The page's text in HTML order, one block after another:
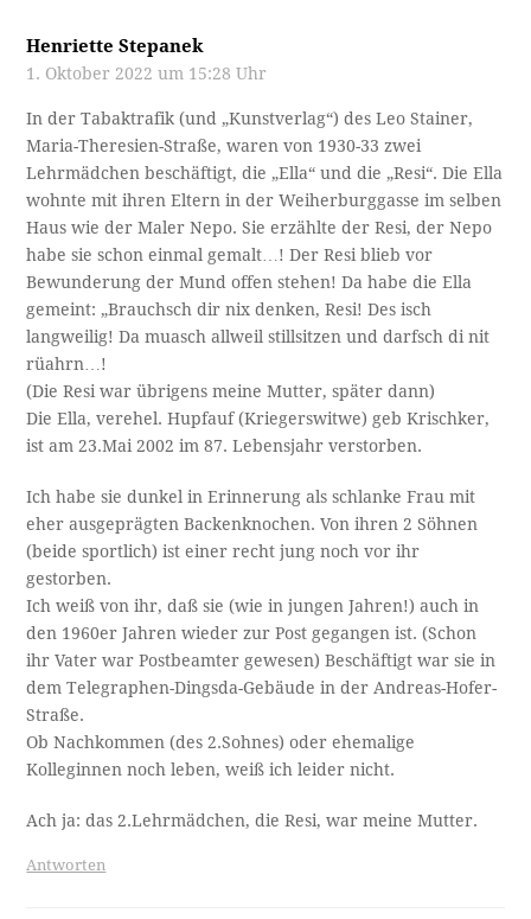
Henriette Stepanek
1. Oktober 2022 um 15:28 Uhr
In der Tabaktrafik (und „Kunstverlag“) des Leo Stainer,
Maria-Theresien-Straße, waren von 1930-33 zwei
Lehrmädchen beschäftigt, die „Ella“ und die „Resi“. Die Ella
wohnte mit ihren Eltern in der Weiherburggasse im selben
Haus wie der Maler Nepo. Sie erzählte der Resi, der Nepo
habe sie schon einmal gemalt…! Der Resi blieb vor
Bewunderung der Mund offen stehen! Da habe die Ella
gemeint: „Brauchsch dir nix denken, Resi! Des isch
langweilig! Da muasch allweil stillsitzen und darfsch di nit
rüahrn…!
(Die Resi war übrigens meine Mutter, später dann)
Die Ella, verehel. Hupfauf (Kriegerswitwe) geb Krischker,
ist am 23.Mai 2002 im 87. Lebensjahr verstorben.
Ich habe sie dunkel in Erinnerung als schlanke Frau mit
eher ausgeprägten Backenknochen. Von ihren 2 Söhnen
(beide sportlich) ist einer recht jung noch vor ihr
gestorben.
Ich weiß von ihr, daß sie (wie in jungen Jahren!) auch in
den 1960er Jahren wieder zur Post gegangen ist. (Schon
ihr Vater war Postbeamter gewesen) Beschäftigt war sie in
dem Telegraphen-Dingsda-Gebäude in der Andreas-Hofer-
Straße.
Ob Nachkommen (des 2.Sohnes) oder ehemalige
Kolleginnen noch leben, weiß ich leider nicht.
Ach ja: das 2.Lehrmädchen, die Resi, war meine Mutter.
Antworten